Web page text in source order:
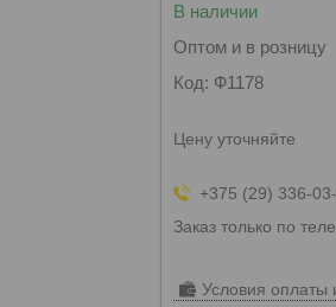
В наличии
Оптом и в розницу
Код: Ф1178
Цену уточняйте
+375 (29) 336-
Заказ только по
Условия оплаты